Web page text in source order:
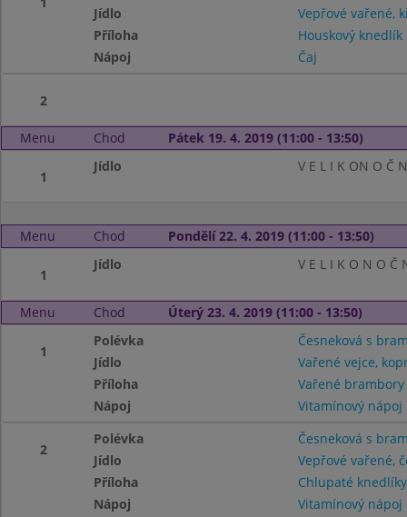
Jídlo
Vepřové vařené,
Příloha
Houskový knedlík
Nápoj
Čaj
2
Menu Chod Pátek 19. 4. 2019 (11:00 - 13:50)
1
Jídlo V E L I K ON O Č
Menu Chod Pondělí 22. 4. 2019 (11:00 - 13:50)
1
Jídlo V E L I K O N O Č
Menu Chod Úterý 23. 4. 2019 (11:00 - 13:50)
1
Polévka
Česneková s
Jídlo
Vařené vejce,
Příloha
Vařené brambory
Nápoj
Vitamínový nápoj
2
Polévka
Česneková s
Jídlo
Vepřové vařené,
Příloha
Chlupaté knedlíky
Nápoj
Vitamínový nápoj